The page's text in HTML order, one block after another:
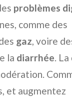
problèmes
comme des
gaz, voire
la diarrhée.
et augmentez